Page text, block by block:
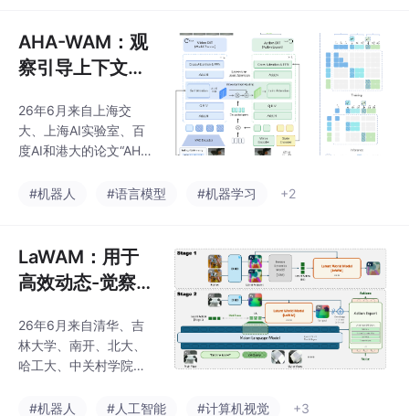
referring）是具身机器
人与三维物理世界交互
的一项基本能力。然
训练视觉语言模型（VL
M），现有方法仍然无
法准确理解复杂的三
AHA-WAM：观
察引导上下文路
自适应的世界-
动作建模
26年6月来自上海交
大、上海AI实验室、百
度AI和港大的论文“AHA
Horizon-Adaptive Worl
Context Routing”。世
界动作模型已成为机器
人操作的一个有前景的
态和动作联合建模，以
将物理先验注入策略学
习中。然而，现有的世
#机器人 #语言模型 #机器学习 +2
LaWAM：用于
高效动态-觉察
世界行动模型
26年6月来自清华、吉
林大学、南开、北大、
哈工大、中关村学院、
I）公司和无问芯穹（Inf
#机器人 #人工智能 #计算机视觉 +3